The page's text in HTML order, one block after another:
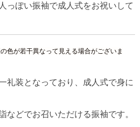
っぽい振袖で成人式をお祝いして
色が若干異なって見える場合がございま
礼装となっており、成人式で身に
などでお召いただける振袖です。